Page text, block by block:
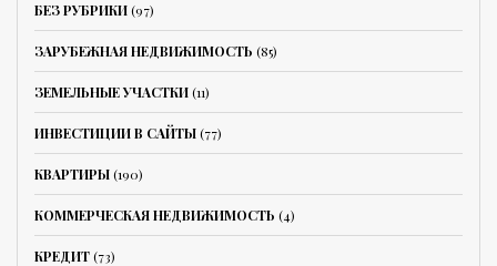
БЕЗ РУБРИКИ(97)
ЗАРУБЕЖНАЯ НЕДВИЖИМОСТЬ (85)
ЗЕМЕЛЬНЫЕ УЧАСТКИ(11)
ИНВЕСТИЦИИ В САЙТЫ(77)
КВАРТИРЫ(190)
КОММЕРЧЕСКАЯ НЕДВИЖИМОСТЬ (4)
КРЕДИТ(73)